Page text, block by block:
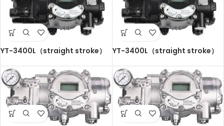
YT-3400L（straight stroke） YT-3400L（straight stroke）